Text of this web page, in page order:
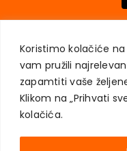
Koristimo kolačiće
vam pružili
zapamtiti vaše
Klikom na „Prihvati
kolačića.